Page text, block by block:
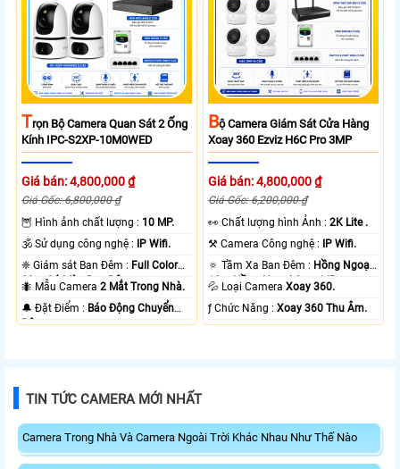
TRọn Bộ Camera Quan Sát 2 Ống
Kính IPC-S2XP-10M0WED
Giá bán: 4,800,000 ₫
Giá Gốc: 6,800,000 ₫
🦉 Hình ảnh chất lượng : 10 MP.
🕉️ Sử dụng công nghệ : IP Wifi.
❈ Giám sát Ban Đêm : Full Color
20m Có Màu Ban Ðêm.
🐜 Mẫu Camera2 Mắt Trong Nhà.
️🔔 Đặt Điểm : Báo Động Chuyển
Động.
BỘ Camera Giám Sát Cửa Hàng
Xoay 360 Ezviz H6C Pro 3MP
Giá bán: 4,800,000 ₫
Giá Gốc: 6,200,000 ₫
️👀 Chất lượng hình Ảnh :2K Lite .
⚒ Camera Công nghệ : IP Wifi.
🔅 Tầm Xa Ban Đêm : Hồng Ngoại
10m Hồng Ngoại Smart IR.
💦 Loại CameraXoay 360.
️ƒ Chức Năng :Xoay 360 Thu Âm.
TIN TỨC CAMERA MỚI NHẤT
Camera Trong Nhà Và Camera Ngoài Trời Khác Nhau Như Thế Nào